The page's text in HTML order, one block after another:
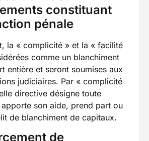
constituant
pénale
la « complicité » et la « facilité
comme un blanchiment
entière et seront soumises aux
judiciaires. Par « complicité
directive désigne toute
son aide, prend part ou
de blanchiment de capitaux.
de